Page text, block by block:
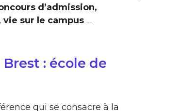
d’admission,
sur le campus …
: école de
qui se consacre à la